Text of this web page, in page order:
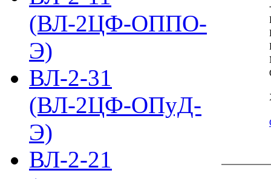
(ВЛ-2ЦФ-ОППО-
Э)
ВЛ-2-31
(ВЛ-2ЦФ-ОПуД-
Э)
ВЛ-2-21